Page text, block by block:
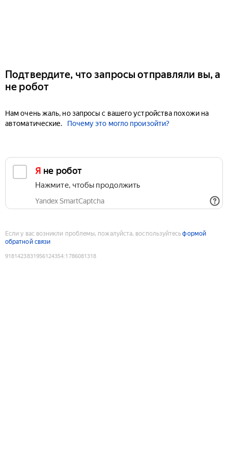
Подтвердите, что запросы отправляли вы, а
не робот
Нам очень жаль, но запросы с вашего устройства похожи на
автоматические.
Почему это могло произойти?
Я не робот
Нажмите, чтобы продолжить
Yandex SmartCaptcha
Если у вас возникли проблемы, пожалуйста, воспользуйтесьформой
обратной связи
9181423831956124354:1786081318